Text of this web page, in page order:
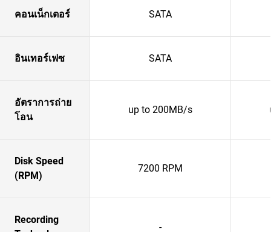
คอนเน็กเตอร์ SATA
อินเทอร์เฟซ SATA
อัตราการถ่าย
โอน
up to 200MB/s
Disk Speed
(RPM)
7200 RPM
Recording
-